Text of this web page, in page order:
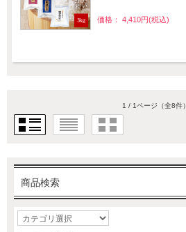
価格： 4,410円(税込)
1 / 1ページ （全8件）
商品検索